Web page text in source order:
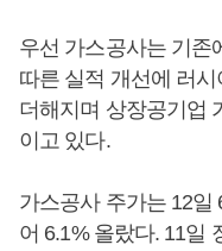
우선 가스공사는 기존
따른 실적 개선에 러시
더해지며 상장공기업
이고 있다.
가스공사 주가는 12일
어 6.1% 올랐다. 11일